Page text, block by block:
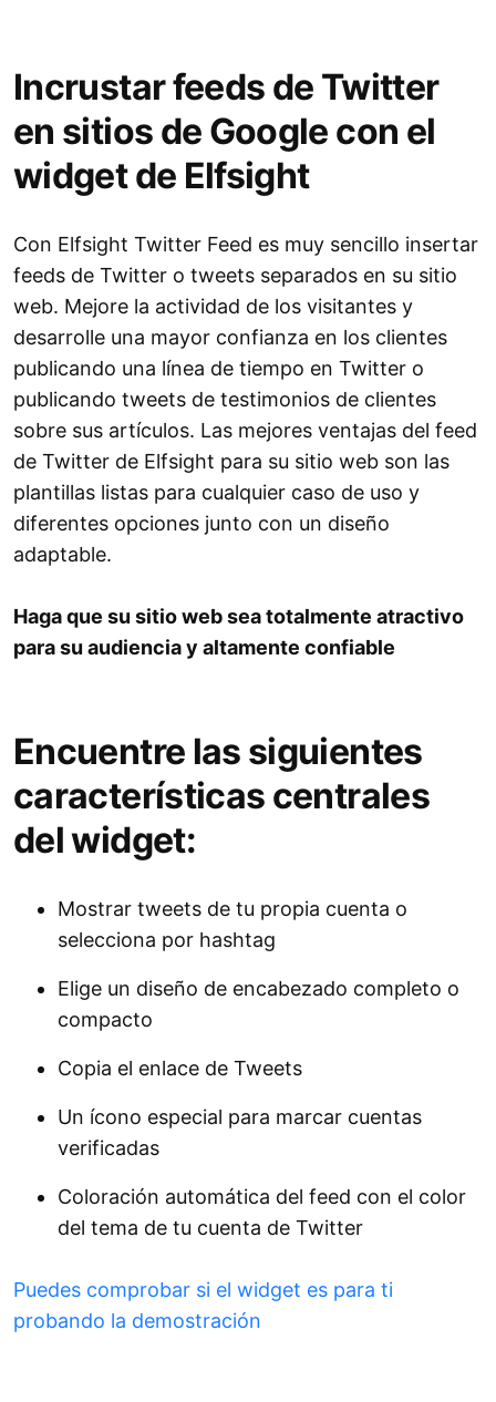
Incrustar feeds de Twitter
en sitios de Google con el
widget de Elfsight
Con Elfsight Twitter Feed es muy sencillo insertar
feeds de Twitter o tweets separados en su sitio
web. Mejore la actividad de los visitantes y
desarrolle una mayor confianza en los clientes
publicando una línea de tiempo en Twitter o
publicando tweets de testimonios de clientes
sobre sus artículos. Las mejores ventajas del feed
de Twitter de Elfsight para su sitio web son las
plantillas listas para cualquier caso de uso y
diferentes opciones junto con un diseño
adaptable.
Haga que su sitio web sea totalmente atractivo
para su audiencia y altamente confiable
Encuentre las siguientes
características centrales
del widget:
Mostrar tweets de tu propia cuenta o
selecciona por hashtag
Elige un diseño de encabezado completo o
compacto
Copia el enlace de Tweets
Un ícono especial para marcar cuentas
verificadas
Coloración automática del feed con el color
del tema de tu cuenta de Twitter
Puedes comprobar si el widget es para ti
probando la demostración